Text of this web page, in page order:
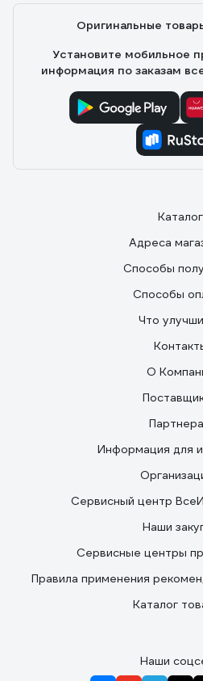
Оригинальные
Установите мобильное
информация по заказам
Каталог
Адреса
Способы
Способы
Что
О
Информация для
Сервисный центр
Наши
Сервисные центры
Правила применения
Каталог
Наши